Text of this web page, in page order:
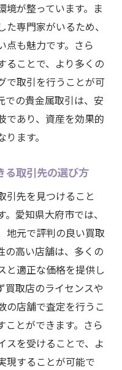
資戦略
全の利点
ランス
ートフォリオの組
トとその対策
敗事例
法
備
す
プローチ
全を始めるための
ント
う
び方
るために
境が整っています。ま
専門家がいるため、
点も魅力です。さら
ることで、より多くの
で取引を行うことが可
での貴金属取引は、安
であり、資産を効果的
ます。
る取引先の選び方
引先を見つけること
愛知県大府市では、
地元で評判の良い買取
の高い店舗は、多くの
と適正な価格を提供し
買取店のライセンスや
の店舗で査定を行うこ
ことができます。さら
スを受けることで、よ
現することが可能で